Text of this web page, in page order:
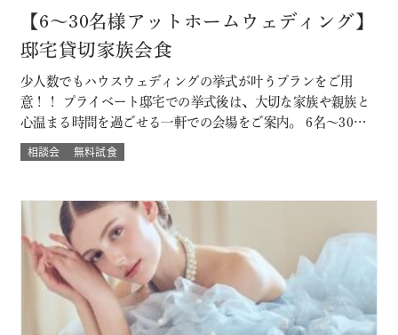
【6～30名様アットホームウェディング】
邸宅貸切家族会食
少人数でもハウスウェディングの挙式が叶うプランをご用
意！！ プライベート邸宅での挙式後は、大切な家族や親族と
心温まる時間を過ごせる一軒での会場をご案内。 6名～30名
様までご案内OK このフェアに含まれるコンテンツ SPECIAL
BENEFITS HPからフェア予約された方限定のご来館特典 特
内容は来…
相談会 無料試食